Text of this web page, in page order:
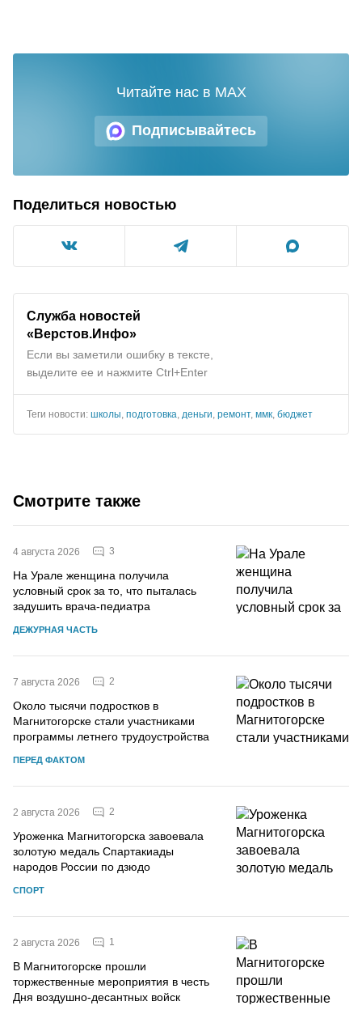
Подписывайтесь
Читайте нас в MAX
Поделиться новостью
Служба новостей
«Верстов.Инфо»
Если вы заметили ошибку в тексте,
выделите ее и нажмите Ctrl+Enter
Теги новости: школы подготовка деньги ремонт, ммк бюджет
Смотрите также
4 августа 2026 3
На Урале женщина получила
условный срок за то, что пыталась
задушить врача-педиатра
ДЕЖУРНАЯ ЧАСТЬ
7 августа 2026 2
Около тысячи подростков в
Магнитогорске стали участниками
программы летнего трудоустройства
ПЕРЕД ФАКТОМ
2 августа 2026 2
Уроженка Магнитогорска завоевала
золотую медаль Спартакиады
народов России по дзюдо
СПОРТ
2 августа 2026 1
В Магнитогорске прошли
торжественные мероприятия в честь
Дня воздушно-десантных войск